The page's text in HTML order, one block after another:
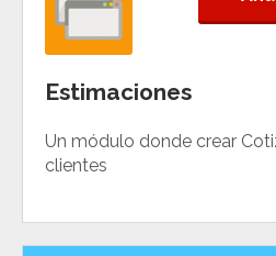
Estimaciones
Un módulo donde crear
clientes